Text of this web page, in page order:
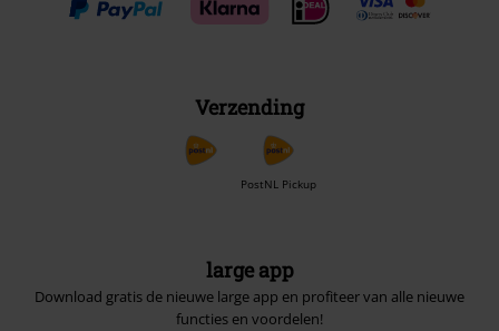
Verzending
PostNL Pickup
large app
Download gratis de nieuwe large app en profiteer van alle nieuwe
functies en voordelen!